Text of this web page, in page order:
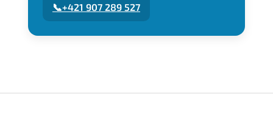
📞+421 907 289 527